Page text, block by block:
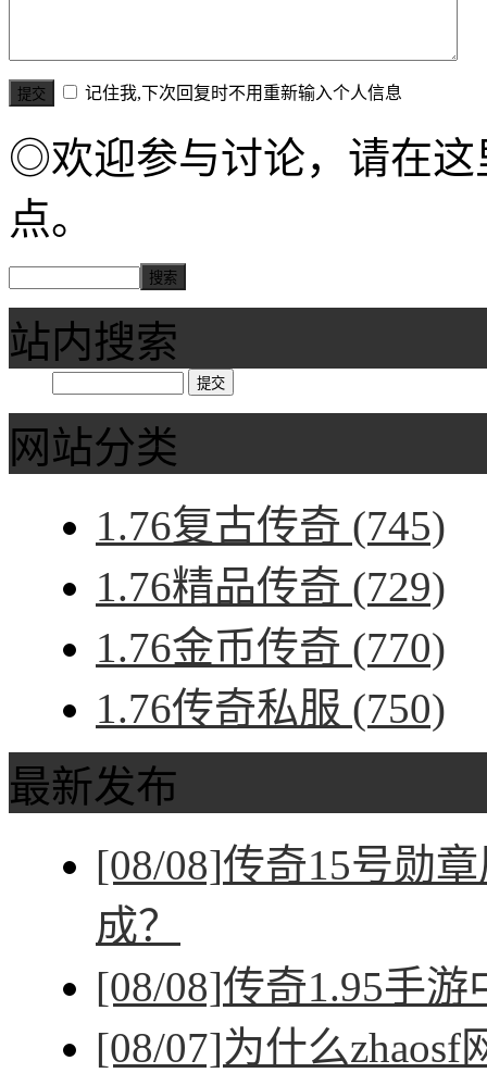
记住我,下次回复时不用重新输入个人信息
◎欢迎参与讨论，请在这
点。
站内搜索
网站分类
1.76复古传奇 (745)
1.76精品传奇 (729)
1.76金币传奇 (770)
1.76传奇私服 (750)
最新发布
[08/08]传奇15号勋
成？
[08/08]传奇1.95手
[08/07]为什么